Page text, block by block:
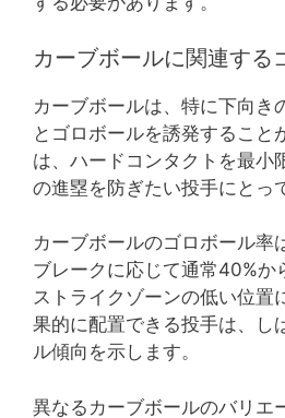
カーブボールに関連する
カーブボールは、特に下向き
とゴロボールを誘発すること
は、ハードコンタクトを最小
の進塁を防ぎたい投手にとっ
カーブボールのゴロボール率
ブレークに応じて通常40%か
ストライクゾーンの低い位置
果的に配置できる投手は、し
ル傾向を示します。
異なるカーブボールのバリエ